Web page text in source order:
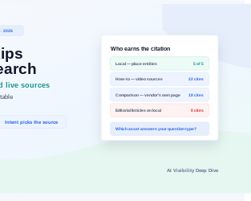
프트만으로는 부족하다 — 4계층 하네스 완
경쟁력은 모델이 아니라 하네스에서 나옵
· Skills · Subagents 4계층 아키텍처를 단